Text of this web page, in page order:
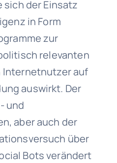
sich der Einsatz
in Form
zur
relevanten
Internetnutzer auf
auswirkt. Der
und
aber auch der
über
Bots verändert